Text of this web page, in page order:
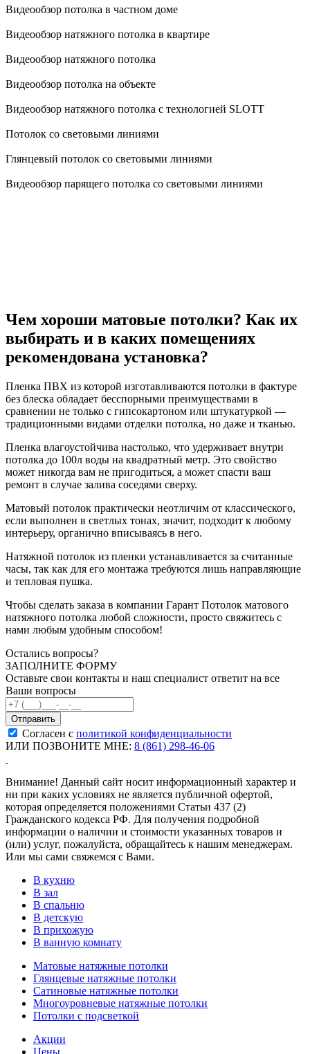
Видеообзор потолка в частном доме
Видеообзор натяжного потолка в квартире
Видеообзор натяжного потолка
Видеообзор потолка на объекте
Видеообзор натяжного потолка с технологией SLOTT
Потолок со световыми линиями
Глянцевый потолок со световыми линиями
Видеообзор парящего потолка со световыми линиями
Чем хороши матовые потолки? Как их
выбирать и в каких помещениях
рекомендована установка?
Пленка ПВХ из которой изготавливаются потолки в фактуре
без блеска обладает бесспорными преимуществами в
сравнении не только с гипсокартоном или штукатуркой —
традиционными видами отделки потолка, но даже и тканью.
Пленка влагоустойчива настолько, что удерживает внутри
потолка до 100л воды на квадратный метр. Это свойство
может никогда вам не пригодиться, а может спасти ваш
ремонт в случае залива соседями сверху.
Матовый потолок практически неотличим от классического,
если выполнен в светлых тонах, значит, подходит к любому
интерьеру, органично вписываясь в него.
Натяжной потолок из пленки устанавливается за считанные
часы, так как для его монтажа требуются лишь направляющие
и тепловая пушка.
Чтобы сделать заказа в компании Гарант Потолок матового
натяжного потолка любой сложности, просто свяжитесь с
нами любым удобным способом!
Остались вопросы?
ЗАПОЛНИТЕ ФОРМУ
Оставьте свои контакты и наш специалист ответит на все
Ваши вопросы
Согласен с политикой конфиденциальности
ИЛИ ПОЗВОНИТЕ МНЕ: 8 (861) 298-46-06
Внимание! Данный сайт носит информационный характер и
ни при каких условиях не является публичной офертой,
которая определяется положениями Статьи 437 (2)
Гражданского кодекса РФ. Для получения подробной
информации о наличии и стоимости указанных товаров и
(или) услуг, пожалуйста, обращайтесь к нашим менеджерам.
Или мы сами свяжемся с Вами.
В кухню
В зал
В спальню
В детскую
В прихожую
В ванную комнату
Матовые натяжные потолки
Глянцевые натяжные потолки
Сатиновые натяжные потолки
Многоуровневые натяжные потолки
Потолки с подсветкой
Акции
Цены